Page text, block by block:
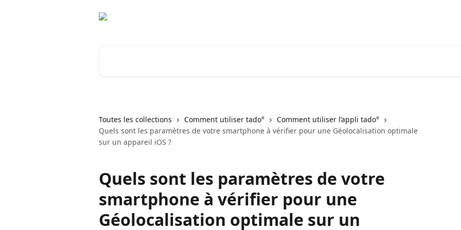
Toutes les collections Comment utiliser tado°
Comment utiliser l’appli tado°
Quels sont les paramètres de votre smartphone à vérifier pour une Géolocalisation optimale
sur un appareil iOS ?
Quels sont les paramètres de votre
smartphone à vérifier pour une
Géolocalisation optimale sur un